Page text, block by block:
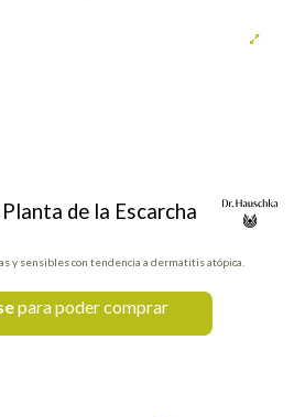
de la Escarcha
y sensibles con tendencia a dermatitis atópica.
para poder comprar